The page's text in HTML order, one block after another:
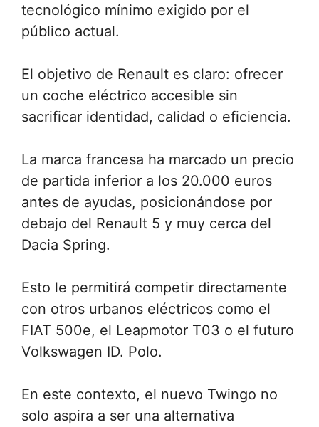
tecnológico mínimo exigido por el
público actual.
El objetivo de Renault es claro: ofrecer
un coche eléctrico accesible sin
sacrificar identidad, calidad o eficiencia.
La marca francesa ha marcado un precio
de partida inferior a los 20.000 euros
antes de ayudas, posicionándose por
debajo del Renault 5 y muy cerca del
Dacia Spring.
Esto le permitirá competir directamente
con otros urbanos eléctricos como el
FIAT 500e, el Leapmotor T03 o el futuro
Volkswagen ID. Polo.
En este contexto, el nuevo Twingo no
solo aspira a ser una alternativa